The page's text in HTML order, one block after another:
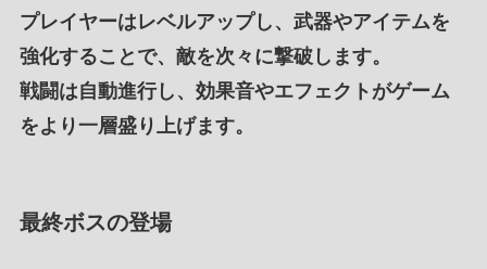
プレイヤーはレベルアップし、 武器やアイテムを
強化することで、 敵を次々に撃破します。
戦闘は自動進行し、 効果音やエフェクト がゲーム
をより一層盛り上げます。
最終ボスの登場